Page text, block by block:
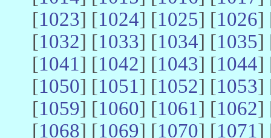
[1023] [1024] [1025] [1026]
[1032] [1033] [1034] [1035]
[1041] [1042] [1043] [1044]
[1050] [1051] [1052] [1053]
[1059] [1060] [1061] [1062]
[1068] [1069] [1070] [1071]